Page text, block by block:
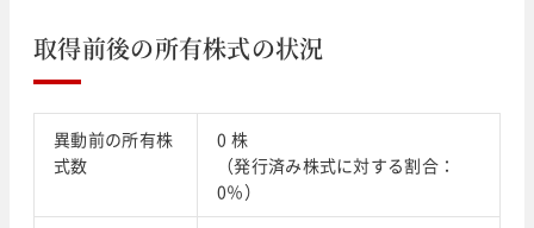
取得前後の所有株式の状況
異動前の所有株
式数
0 株
（発行済み株式に対する割合：
0％）